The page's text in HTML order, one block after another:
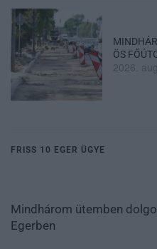
ÖS
2026.
FRISS 10 EGER ÜGYE
Mindhárom ütemben
Egerben